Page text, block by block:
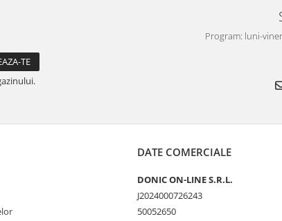
Program: luni-
DATE COMERCIALE
DONIC ON-LINE S.R.L.
J2024000726243
50052650